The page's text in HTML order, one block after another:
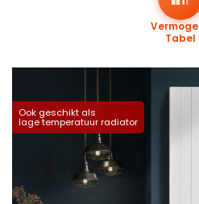
Ook geschikt als
lage temperatuur radiator
Tabel